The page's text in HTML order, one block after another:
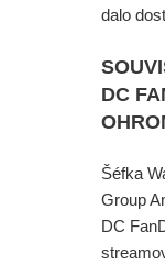
dalo
DC
Šéfka
Group
DC